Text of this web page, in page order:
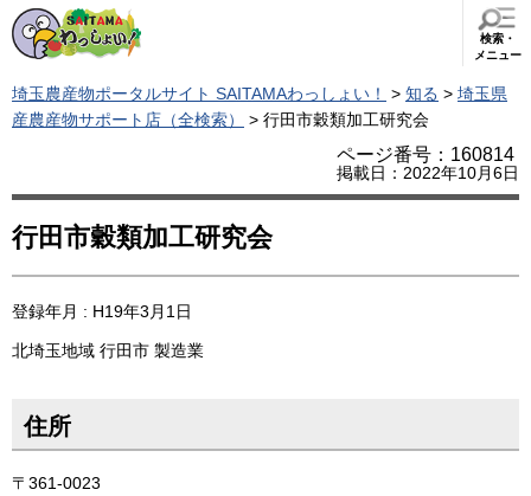
検索・
メニュー
埼玉農産物ポータルサイト SAITAMAわっしょい！ > 知る > 埼玉県
産農産物サポート店（全検索）
> 行田市穀類加工研究会
ページ番号：160814
掲載日：2022年10月6日
行田市穀類加工研究会
登録年月 : H19年3月1日
北埼玉地域 行田市 製造業
住所
〒361-0023